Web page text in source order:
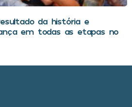
da história e
em todas as etapas no